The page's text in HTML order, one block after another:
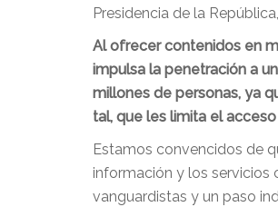
Presidencia de la
Al ofrecer contenidos en
impulsa la penetración a
millones de personas, ya
tal, que les limita el
Estamos convencidos de
información y los servicios
vanguardistas y un paso